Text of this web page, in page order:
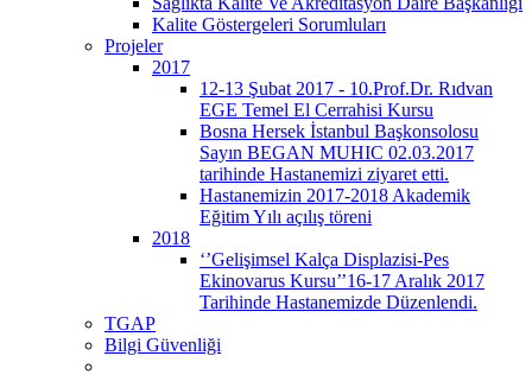
Kalite Göstergeleri Sorumluları
Projeler
2017
12-13 Şubat 2017 - 10.Prof.Dr. Rıdvan
EGE Temel El Cerrahisi Kursu
Bosna Hersek İstanbul Başkonsolosu
Sayın BEGAN MUHIC 02.03.2017
tarihinde Hastanemizi ziyaret etti.
Hastanemizin 2017-2018 Akademik
Eğitim Yılı açılış töreni
2018
‘’Gelişimsel Kalça Displazisi-Pes
Ekinovarus Kursu’’16-17 Aralık 2017
Tarihinde Hastanemizde Düzenlendi.
TGAP
Bilgi Güvenliği